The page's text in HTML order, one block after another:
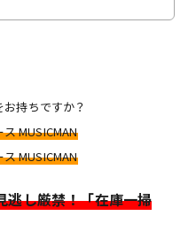
お持ちですか？
MUSICMAN
MUSICMAN
逃し厳禁！「在庫一掃